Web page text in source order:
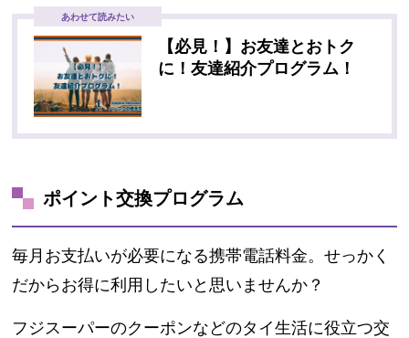
あわせて読みたい
【必見！】お友達とおトク
に！友達紹介プログラム！
ポイント交換プログラム
毎月お支払いが必要になる携帯電話料金。せっかく
だからお得に利用したいと思いませんか？
フジスーパーのクーポンなどのタイ生活に役立つ交